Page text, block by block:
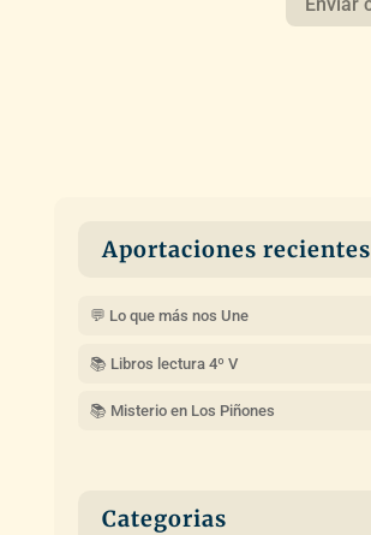
Aportaciones recientes
💬 Lo que más nos Une
📚 Libros lectura 4º V
📚 Misterio en Los Piñones
Categorias